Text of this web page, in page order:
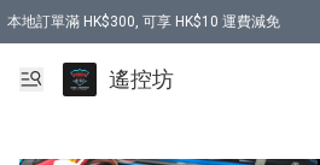
本地訂單滿 HK$300, 可享 HK$10 運費減免
購買 7.6V 6500mah 70C 電池 送 7.6V USB充電器
遙控坊